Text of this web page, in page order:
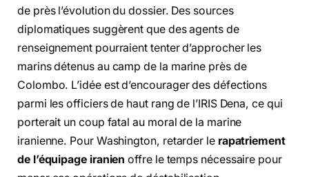
de près l’évolution du dossier. Des sources
diplomatiques suggèrent que des agents de
renseignement pourraient tenter d’approcher les
marins détenus au camp de la marine près de
Colombo. L’idée est d’encourager des défections
parmi les officiers de haut rang de l’IRIS Dena, ce qui
porterait un coup fatal au moral de la marine
iranienne. Pour Washington, retarder le rapatriement
de l’équipage iranien offre le temps nécessaire pour